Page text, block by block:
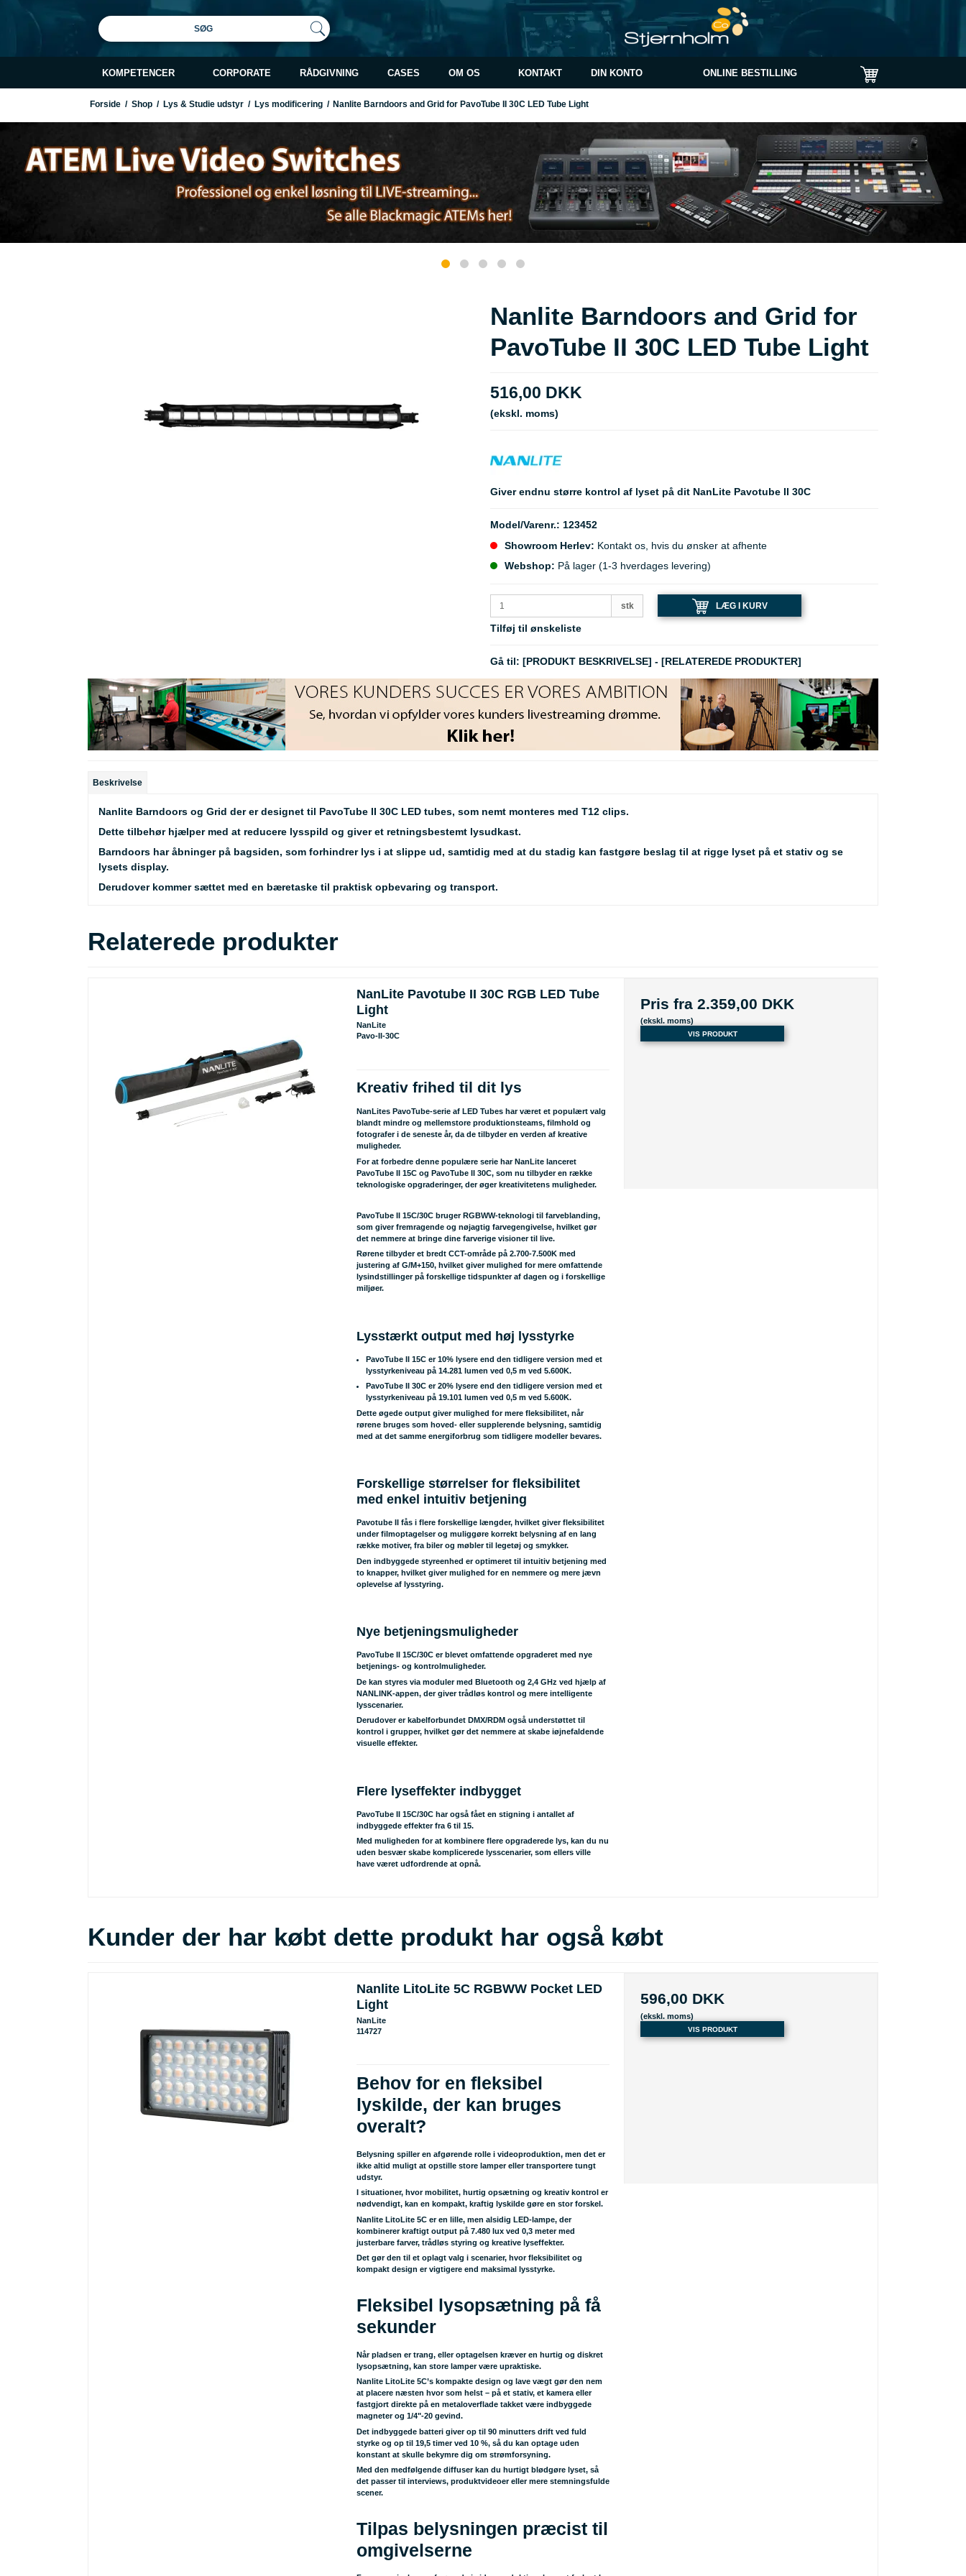
SØG
KOMPETENCER CORPORATE RÅDGIVNING CASES OM OS KONTAKT DIN KONTO ONLINE BESTILLING
Forside / Shop / Lys & Studie udstyr / Lys modificering / Nanlite Barndoors and Grid for PavoTube II 30C LED Tube Light
Nanlite Barndoors and Grid for
PavoTube II 30C LED Tube Light
516,00 DKK
(ekskl. moms)
Giver endnu større kontrol af lyset på dit NanLite Pavotube II 30C
Model/Varenr.: 123452
Showroom Herlev: Kontakt os, hvis du ønsker at afhente
Webshop: På lager (1-3 hverdages levering)
stk LÆG I KURV
Tilføj til ønskeliste
Gå til: [PRODUKT BESKRIVELSE] - [RELATEREDE PRODUKTER]
Beskrivelse
Nanlite Barndoors og Grid der er designet til PavoTube II 30C LED tubes, som nemt monteres med T12 clips.
Dette tilbehør hjælper med at reducere lysspild og giver et retningsbestemt lysudkast.
Barndoors har åbninger på bagsiden, som forhindrer lys i at slippe ud, samtidig med at du stadig kan fastgøre beslag til at rigge lyset på et stativ og se
lysets display.
Derudover kommer sættet med en bæretaske til praktisk opbevaring og transport.
Relaterede produkter
NanLite Pavotube II 30C RGB LED Tube
Light
NanLite
Pavo-II-30C
Kreativ frihed til dit lys
NanLites PavoTube-serie af LED Tubes har været et populært valg
blandt mindre og mellemstore produktionsteams, filmhold og
fotografer i de seneste år, da de tilbyder en verden af kreative
muligheder.
For at forbedre denne populære serie har NanLite lanceret
PavoTube II 15C og PavoTube II 30C, som nu tilbyder en række
teknologiske opgraderinger, der øger kreativitetens muligheder.
PavoTube II 15C/30C bruger RGBWW-teknologi til farveblanding,
som giver fremragende og nøjagtig farvegengivelse, hvilket gør
det nemmere at bringe dine farverige visioner til live.
Rørene tilbyder et bredt CCT-område på 2.700-7.500K med
justering af G/M+150, hvilket giver mulighed for mere omfattende
lysindstillinger på forskellige tidspunkter af dagen og i forskellige
miljøer.
Lysstærkt output med høj lysstyrke
PavoTube II 15C er 10% lysere end den tidligere version med et
lysstyrkeniveau på 14.281 lumen ved 0,5 m ved 5.600K.
PavoTube II 30C er 20% lysere end den tidligere version med et
lysstyrkeniveau på 19.101 lumen ved 0,5 m ved 5.600K.
Dette øgede output giver mulighed for mere fleksibilitet, når
rørene bruges som hoved- eller supplerende belysning, samtidig
med at det samme energiforbrug som tidligere modeller bevares.
Forskellige størrelser for fleksibilitet
med enkel intuitiv betjening
Pavotube II fås i flere forskellige længder, hvilket giver fleksibilitet
under filmoptagelser og muliggøre korrekt belysning af en lang
række motiver, fra biler og møbler til legetøj og smykker.
Den indbyggede styreenhed er optimeret til intuitiv betjening med
to knapper, hvilket giver mulighed for en nemmere og mere jævn
oplevelse af lysstyring.
Nye betjeningsmuligheder
PavoTube II 15C/30C er blevet omfattende opgraderet med nye
betjenings- og kontrolmuligheder.
De kan styres via moduler med Bluetooth og 2,4 GHz ved hjælp af
NANLINK-appen, der giver trådløs kontrol og mere intelligente
lysscenarier.
Derudover er kabelforbundet DMX/RDM også understøttet til
kontrol i grupper, hvilket gør det nemmere at skabe iøjnefaldende
visuelle effekter.
Flere lyseffekter indbygget
PavoTube II 15C/30C har også fået en stigning i antallet af
indbyggede effekter fra 6 til 15.
Med muligheden for at kombinere flere opgraderede lys, kan du nu
uden besvær skabe komplicerede lysscenarier, som ellers ville
have været udfordrende at opnå.
Pris fra 2.359,00 DKK
(ekskl. moms)
VIS PRODUKT
Kunder der har købt dette produkt har også købt
Nanlite LitoLite 5C RGBWW Pocket LED
Light
NanLite
114727
Behov for en fleksibel
lyskilde, der kan bruges
overalt?
Belysning spiller en afgørende rolle i videoproduktion, men det er
ikke altid muligt at opstille store lamper eller transportere tungt
udstyr.
I situationer, hvor mobilitet, hurtig opsætning og kreativ kontrol er
nødvendigt, kan en kompakt, kraftig lyskilde gøre en stor forskel.
Nanlite LitoLite 5C er en lille, men alsidig LED-lampe, der
kombinerer kraftigt output på 7.480 lux ved 0,3 meter med
justerbare farver, trådløs styring og kreative lyseffekter.
Det gør den til et oplagt valg i scenarier, hvor fleksibilitet og
kompakt design er vigtigere end maksimal lysstyrke.
Fleksibel lysopsætning på få
sekunder
Når pladsen er trang, eller optagelsen kræver en hurtig og diskret
lysopsætning, kan store lamper være upraktiske.
Nanlite LitoLite 5C’s kompakte design og lave vægt gør den nem
at placere næsten hvor som helst – på et stativ, et kamera eller
fastgjort direkte på en metaloverflade takket være indbyggede
magneter og 1/4"-20 gevind.
Det indbyggede batteri giver op til 90 minutters drift ved fuld
styrke og op til 19,5 timer ved 10 %, så du kan optage uden
konstant at skulle bekymre dig om strømforsyning.
Med den medfølgende diffuser kan du hurtigt blødgøre lyset, så
det passer til interviews, produktvideoer eller mere stemningsfulde
scener.
Tilpas belysningen præcist til
omgivelserne
596,00 DKK
(ekskl. moms)
VIS PRODUKT